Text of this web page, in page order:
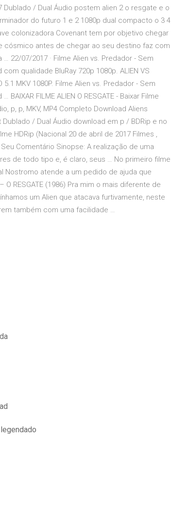
Dublado / Dual Áudio postem alien 2 o resgate e o
do futuro 1 e 2 1080p dual compacto o 3 4
colonizadora Covenant tem por objetivo chegar
cósmico antes de chegar ao seu destino faz com
22/07/2017 · Filme Alien vs. Predador - Sem
qualidade BluRay 720p 1080p. ALIEN VS
5.1 MKV 1080P. Filme Alien vs. Predador - Sem
FILME ALIEN O RESGATE - Baixar Filme
p, p, MKV, MP4 Completo Download Aliens
/ Dual Áudio download em p / BDRip e no
HDRip (Nacional 20 de abril de 2017 Filmes ,
Comentário Sinopse: A realização de uma
de todo tipo e, é claro, seus … No primeiro filme
Nostromo atende a um pedido de ajuda que
RESGATE (1986) Pra mim o mais diferente de
um Alien que atacava furtivamente, neste
também com uma facilidade …